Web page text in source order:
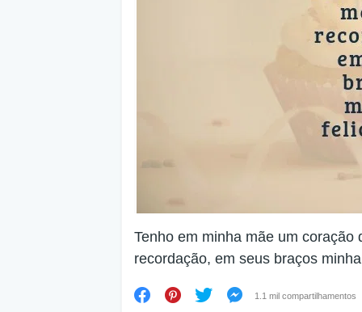
Tenho em minha mãe um
recordação, em seus braços
1.1 mil compartilhamentos